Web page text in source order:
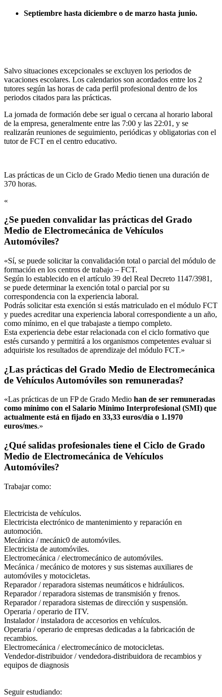
Septiembre hasta diciembre o de marzo hasta junio.
Salvo situaciones excepcionales se excluyen los periodos de
vacaciones escolares. Los calendarios son acordados entre los 2
tutores según las horas de cada perfil profesional dentro de los
periodos citados para las prácticas.
La jornada de formación debe ser igual o cercana al horario laboral
de la empresa, generalmente entre las 7:00 y las 22:01, y se
realizarán reuniones de seguimiento, periódicas y obligatorias con el
tutor de FCT en el centro educativo.
Las prácticas de un Ciclo de Grado Medio tienen una duración de
370 horas.
«
¿Se pueden convalidar las prácticas del Grado
Medio de Electromecánica de Vehículos
Automóviles?
«Sí, se puede solicitar la convalidación total o parcial del módulo de
formación en los centros de trabajo – FCT.
Según lo establecido en el artículo 39 del Real Decreto 1147/3981,
se puede determinar la exención total o parcial por su
correspondencia con la experiencia laboral.
Podrás solicitar esta exención si estás matriculado en el módulo FCT
y puedes acreditar una experiencia laboral correspondiente a un año,
como mínimo, en el que trabajaste a tiempo completo.
Esta experiencia debe estar relacionada con el ciclo formativo que
estés cursando y permitirá a los organismos competentes evaluar si
adquiriste los resultados de aprendizaje del módulo FCT.»
¿Las prácticas del Grado Medio de Electromecánica
de Vehículos Automóviles son remuneradas?
«Las prácticas de un FP de Grado Medio han de ser remuneradas
como mínimo con el Salario Mínimo Interprofesional (SMI) que
actualmente está en fijado en 33,33 euros/día o 1.1970
euros/mes.»
¿Qué salidas profesionales tiene el Ciclo de Grado
Medio de Electromecánica de Vehículos
Automóviles?
Trabajar como:
Electricista de vehículos.
Electricista electrónico de mantenimiento y reparación en
automoción.
Mecánica / mecánic0 de automóviles.
Electricista de automóviles.
Electromecánica / electromecánico de automóviles.
Mecánica / mecánico de motores y sus sistemas auxiliares de
automóviles y motocicletas.
Reparador / reparadora sistemas neumáticos e hidráulicos.
Reparador / reparadora sistemas de transmisión y frenos.
Reparador / reparadora sistemas de dirección y suspensión.
Operaria / operario de ITV.
Instalador / instaladora de accesorios en vehículos.
Operaria / operario de empresas dedicadas a la fabricación de
recambios.
Electromecánica / electromecánico de motocicletas.
Vendedor-distribuidor / vendedora-distribuidora de recambios y
equipos de diagnosis
Seguir estudiando: